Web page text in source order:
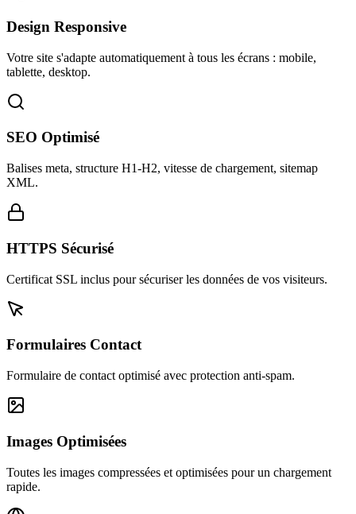
Design Responsive
Votre site s'adapte automatiquement à tous les écrans : mobile,
tablette, desktop.
SEO Optimisé
Balises meta, structure H1-H2, vitesse de chargement, sitemap
XML.
HTTPS Sécurisé
Certificat SSL inclus pour sécuriser les données de vos visiteurs.
Formulaires Contact
Formulaire de contact optimisé avec protection anti-spam.
Images Optimisées
Toutes les images compressées et optimisées pour un chargement
rapide.